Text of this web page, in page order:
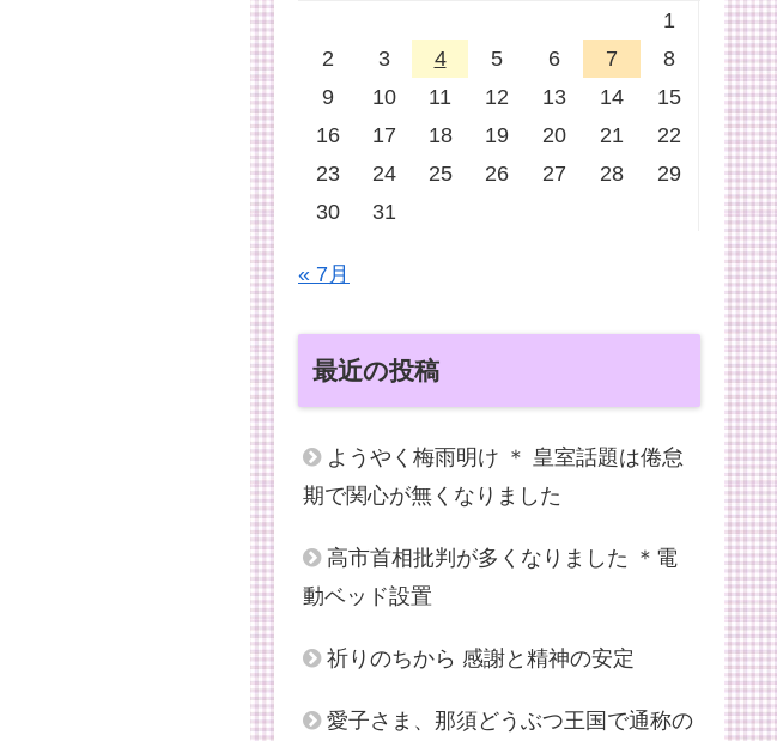
1
2
3 4 5 6 7
8
9
10 11 12 13 14
15
16
17 18 19 20 21
22
23
24 25 26 27 28
29
30
31
« 7月
最近の投稿
ようやく梅雨明け ＊ 皇室話題は倦怠
期で関心が無くなりました
高市首相批判が多くなりました ＊電
動ベッド設置
祈りのちから 感謝と精神の安定
愛子さま、那須どうぶつ王国で通称の